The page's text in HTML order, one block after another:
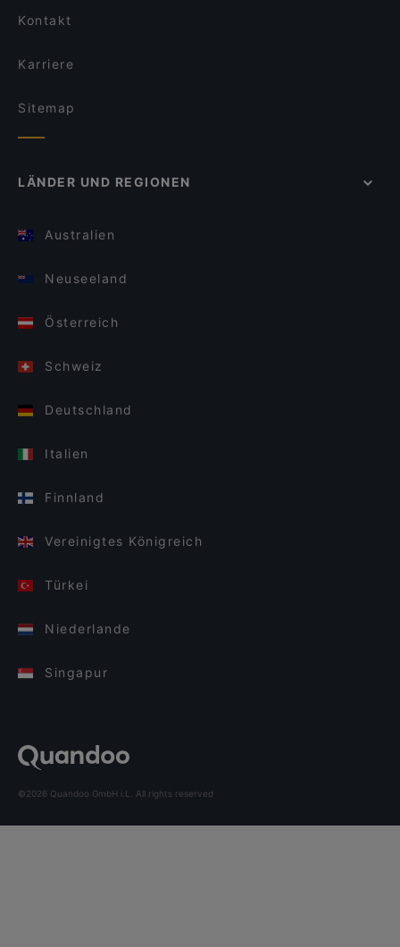
Kontakt
Karriere
Sitemap
LÄNDER UND REGIONEN
Australien
Neuseeland
Österreich
Schweiz
Deutschland
Italien
Finnland
Vereinigtes Königreich
Türkei
Niederlande
Singapur
©2026 Quandoo GmbH i.L. All rights reserved